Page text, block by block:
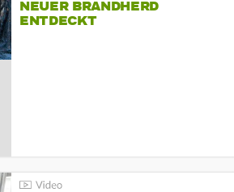
NEUER BRANDHERD
ENTDECKT